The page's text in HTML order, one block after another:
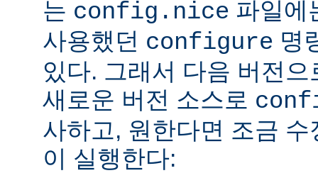
는 config.nice 파일에
사용했던 configure 명
있다. 그래서 다음 버전
새로운 버전 소스로
사하고, 원한다면 조금
이 실행한다: